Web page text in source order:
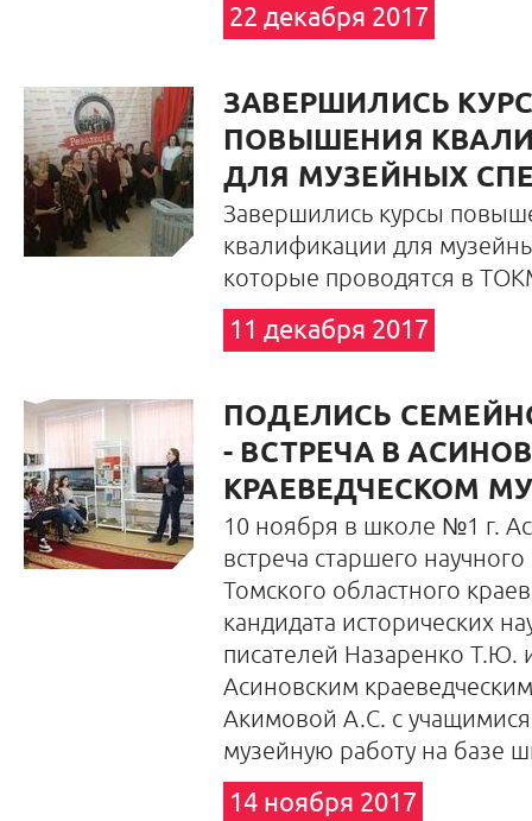
22 декабря 2017
ЗАВЕРШИЛИСЬ
ПОВЫШЕНИЯ
ДЛЯ МУЗЕЙНЫХ
Завершились курсы
квалификации для
которые проводятся в
11 декабря 2017
ПОДЕЛИСЬ
- ВСТРЕЧА В
КРАЕВЕДЧЕСКОМ
10 ноября в школе №1 г.
встреча старшего
Томского областного
кандидата исторических
писателей Назаренко Т.Ю.
Асиновским
Акимовой А.С. с
музейную работу на базе
14 ноября 2017